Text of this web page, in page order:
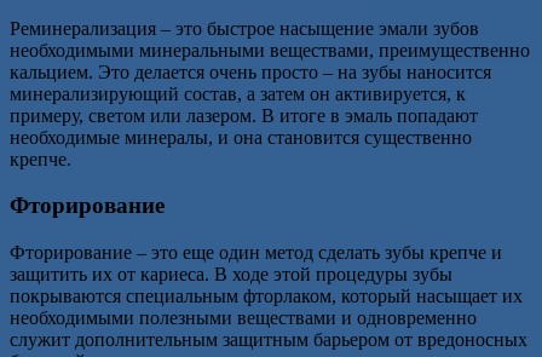
Реминерализация – это быстрое насыщение эмали зубов
необходимыми минеральными веществами, преимущественно
кальцием. Это делается очень просто – на зубы наносится
минерализирующий состав, а затем он активируется, к
примеру, светом или лазером. В итоге в эмаль попадают
необходимые минералы, и она становится существенно
крепче.
Фторирование
Фторирование – это еще один метод сделать зубы крепче и
защитить их от кариеса. В ходе этой процедуры зубы
покрываются специальным фторлаком, который насыщает их
необходимыми полезными веществами и одновременно
служит дополнительным защитным барьером от вредоносных